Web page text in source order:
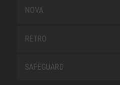
NOVA
RETRO
SAFEGUARD